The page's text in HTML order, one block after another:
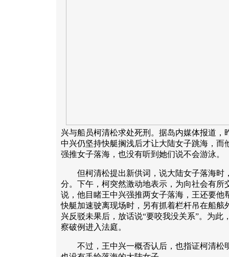
兴与船员柯清松求处死刑。据岛内媒体报道，
中兴仍坚持快艇搁浅后才让大陆女子跳海，而
强推女子落海，也没有听到她们说不会游泳。
但柯清松提出新供词，说大陆女子落海时
分。下午，柯突然激动地表示，为向社会有所
说，他目睹王中兴强推两女子落海，王还要他
快艇加速驶离现场时，另有抓着栏杆吊在船舷
兴反驳未果后，放话说“要咬我没关系”。为此
察破例进入法庭。
不过，王中兴一概否认后，也指证柯清松